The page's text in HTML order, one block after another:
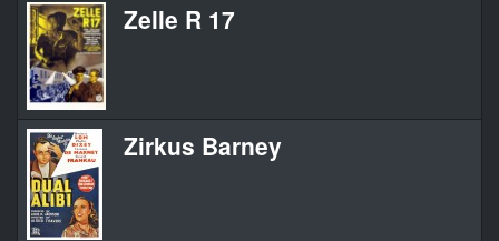
Zelle R 17
Zirkus Barney